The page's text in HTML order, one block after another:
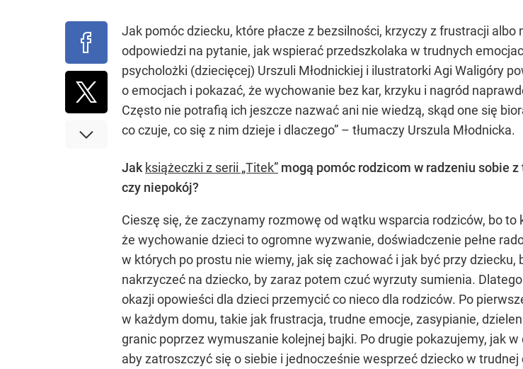
Jak pomóc dziecku, które płacze z bezsilności, krzyczy z frustracji
odpowiedzi na pytanie, jak wspierać przedszkolaka w trudnych
psycholożki (dziecięcej) Urszuli Młodnickiej i ilustratorki Agi Waligóry
o emocjach i pokazać, że wychowanie bez kar, krzyku i nagród
Często nie potrafią ich jeszcze nazwać ani nie wiedzą, skąd one się
co czuje, co się z nim dzieje i dlaczego” – tłumaczy Urszula Młodnicka.
Jak książeczki z serii „Titek” mogą pomóc rodzicom w radzeniu sobie
czy niepokój?
Cieszę się, że zaczynamy rozmowę od wątku wsparcia rodziców, bo
że wychowanie dzieci to ogromne wyzwanie, doświadczenie pełne
w których po prostu nie wiemy, jak się zachować i jak być przy
nakrzyczeć na dziecko, by zaraz potem czuć wyrzuty sumienia.
okazji opowieści dla dzieci przemycić co nieco dla rodziców. Po
w każdym domu, takie jak frustracja, trudne emocje, zasypianie,
granic poprzez wymuszanie kolejnej bajki. Po drugie pokazujemy, jak
aby zatroszczyć się o siebie i jednocześnie wesprzeć dziecko w